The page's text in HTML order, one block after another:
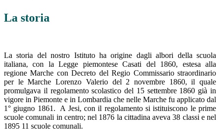
La storia
La storia del nostro Istituto ha origine dagli albori della scuola
italiana, con la Legge piemontese Casati del 1860, estesa alla
regione Marche con Decreto del Regio Commissario straordinario
per le Marche Lorenzo Valerio del 2 novembre 1860, il quale
promulgava il regolamento scolastico del 15 settembre 1860 già in
vigore in Piemonte e in Lombardia che nelle Marche fu applicato dal
1° giugno 1861.
A Jesi, con il regolamento si istituiscono le prime
scuole comunali in centro; nel 1876 la cittadina aveva 38 classi e nel
1895 11 scuole comunali.